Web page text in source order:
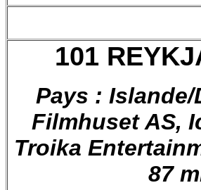
101
Pays :
Filmhuset AS,
Troika
87